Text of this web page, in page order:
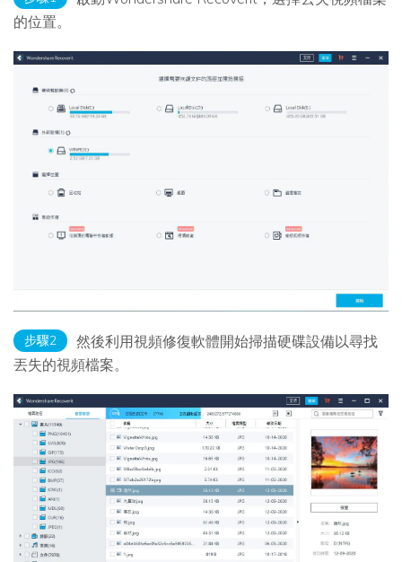
的位置。
步驟2
然後利用視頻修復軟體開始掃描硬碟設備以尋找
丟失的視頻檔案。